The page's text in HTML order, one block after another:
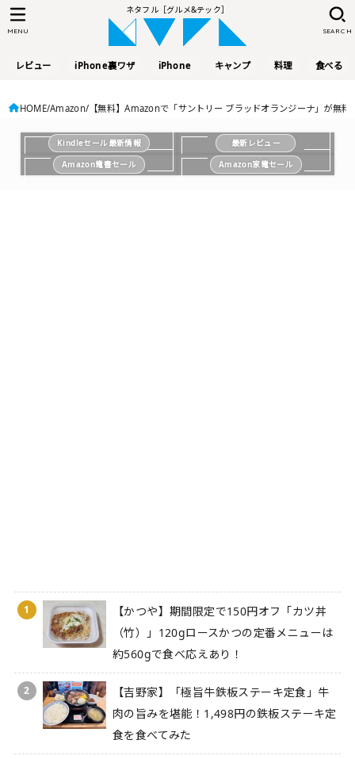
ネタフル［グルメ&テック］
レビュー iPhone裏ワザ iPhone キャンプ 料理 食べる
SEARCH
MENU
HOME Amazon 【無料】Amazonで「サントリー ブラッドオランジーナ」が無
Kindleセール最新情報 最新レビュー
Amazon電書セール Amazon家電セール
1
【かつや】期間限定で150円オフ「カツ丼
（竹）」120gロースかつの定番メニューは
約560gで食べ応えあり！
2
【吉野家】「極旨牛鉄板ステーキ定食」牛
肉の旨みを堪能！1,498円の鉄板ステーキ定
食を食べてみた